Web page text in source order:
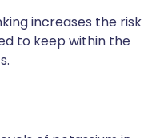
increases the risk
to keep within the